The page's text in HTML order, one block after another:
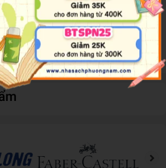
có kích thước nhỏ gọn, vừa vặn với
mang theo khi đi học mà không